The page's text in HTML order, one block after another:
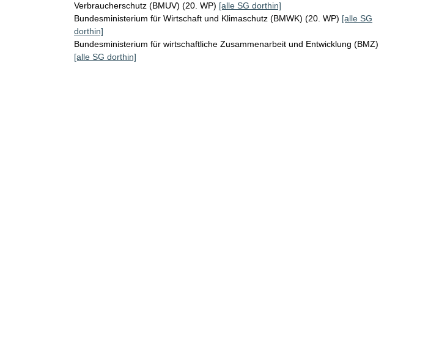
Verbraucherschutz (BMUV) (20. WP) [alle SG dorthin]
Bundesministerium für Wirtschaft und Klimaschutz (BMWK) (20. WP) [alle SG
dorthin]
Bundesministerium für wirtschaftliche Zusammenarbeit und Entwicklung (BMZ)
[alle SG dorthin]